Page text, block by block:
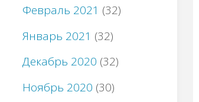
Февраль 2021 (32)
Январь 2021 (32)
Декабрь 2020 (32)
Ноябрь 2020 (30)